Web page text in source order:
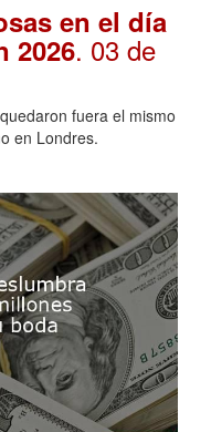
en el día
2026. 03 de
fuera el mismo
en Londres.